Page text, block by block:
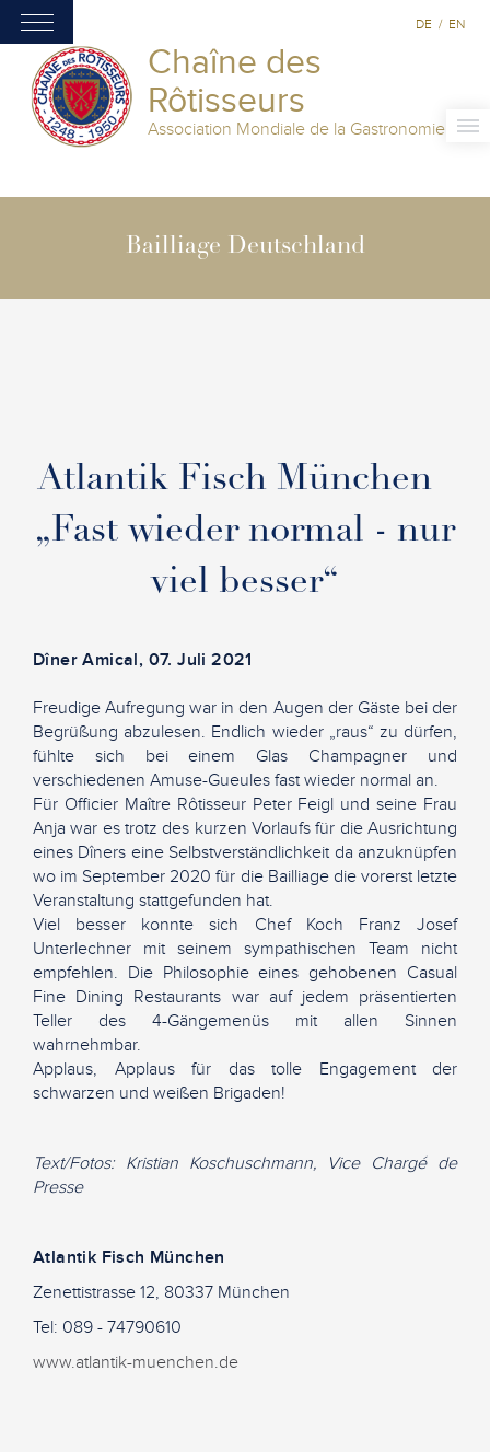
Chaîne des
Rôtisseurs
Association Mondiale de la Gastronomie
DE / EN
Bailliage Deutschland
Atlantik Fisch München
„Fast wieder normal - nur
viel besser“
Dîner Amical, 07. Juli 2021
Freudige Aufregung war in den Augen der Gäste bei der
Begrüßung abzulesen. Endlich wieder „raus“ zu dürfen,
fühlte sich bei einem Glas Champagner und
verschiedenen Amuse-Gueules fast wieder normal an.
Für Officier Maître Rôtisseur Peter Feigl und seine Frau
Anja war es trotz des kurzen Vorlaufs für die Ausrichtung
eines Dîners eine Selbstverständlichkeit da anzuknüpfen
wo im September 2020 für die Bailliage die vorerst letzte
Veranstaltung stattgefunden hat.
Viel besser konnte sich Chef Koch Franz Josef
Unterlechner mit seinem sympathischen Team nicht
empfehlen. Die Philosophie eines gehobenen Casual
Fine Dining Restaurants war auf jedem präsentierten
Teller des 4-Gängemenüs mit allen Sinnen
wahrnehmbar.
Applaus, Applaus für das tolle Engagement der
schwarzen und weißen Brigaden!
Text/Fotos: Kristian Koschuschmann, Vice Chargé de
Presse
Atlantik Fisch München
Zenettistrasse 12, 80337 München
Tel: 089 - 74790610
www.atlantik-muenchen.de